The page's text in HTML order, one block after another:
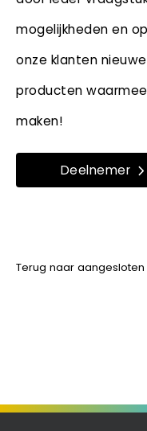
mogelijkheden en
onze klanten
producten
maken!
Deelnemer
Terug naar